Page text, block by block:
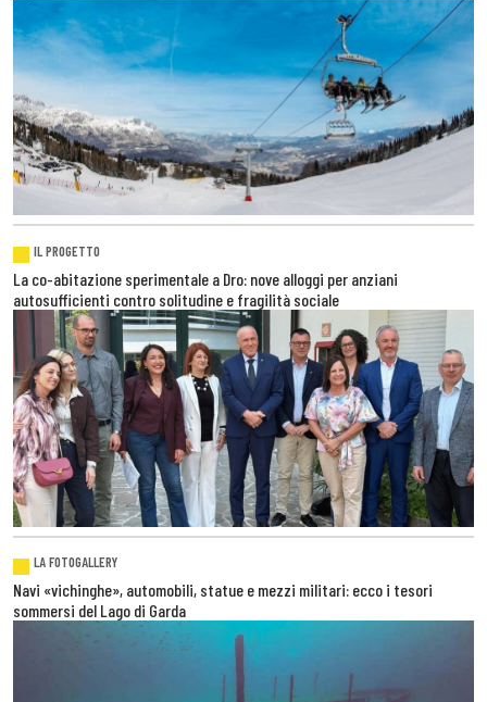
IL PROGETTO
La co-abitazione sperimentale a Dro: nove alloggi per anziani
autosufficienti contro solitudine e fragilità sociale
LA FOTOGALLERY
Navi «vichinghe», automobili, statue e mezzi militari: ecco i tesori
sommersi del Lago di Garda